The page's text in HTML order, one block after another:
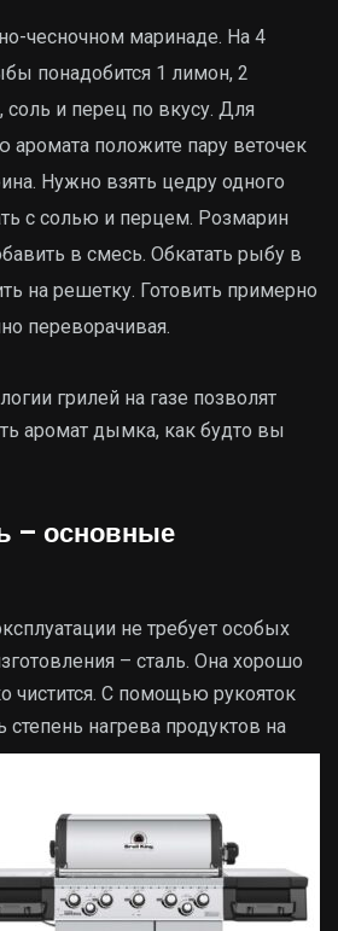
чесночном маринаде. На 4
понадобится 1 лимон, 2
соль и перец по вкусу. Для
аромата положите пару веточек
Нужно взять цедру одного
с солью и перцем. Розмарин
в смесь. Обкатать рыбу в
на решетку. Готовить примерно
переворачивая.
грилей на газе позволят
аромат дымка, как будто вы
– основные
не требует особых
– сталь. Она хорошо
чистится. С помощью рукояток
нагрева продуктов на